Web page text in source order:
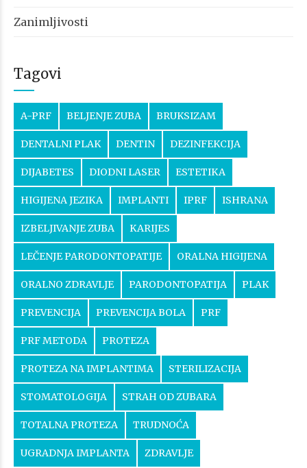
Zanimljivosti
Tagovi
A-PRF BELJENJE ZUBA BRUKSIZAM
DENTALNI PLAK DENTIN DEZINFEKCIJA
DIJABETES DIODNI LASER ESTETIKA
HIGIJENA JEZIKA IMPLANTI IPRF ISHRANA
IZBELJIVANJE ZUBA KARIJES
LEČENJE PARODONTOPATIJE ORALNA HIGIJENA
ORALNO ZDRAVLJE PARODONTOPATIJA PLAK
PREVENCIJA PREVENCIJA BOLA PRF
PRF METODA PROTEZA
PROTEZA NA IMPLANTIMA STERILIZACIJA
STOMATOLOGIJA STRAH OD ZUBARA
TOTALNA PROTEZA TRUDNOĆA
UGRADNJA IMPLANTA ZDRAVLJE